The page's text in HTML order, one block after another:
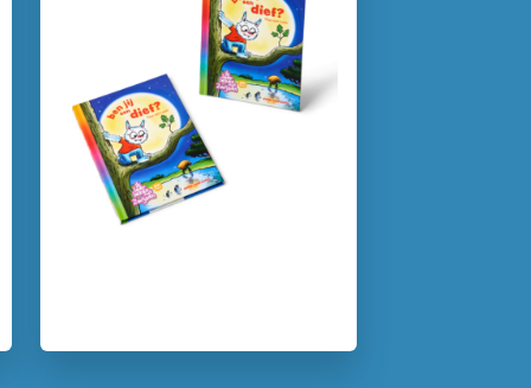
Beginnende lezer & AVI boeken
Dagelijks leven
Detective & thrillers
Op & rond school
Paul van Loon
Hugo van Look